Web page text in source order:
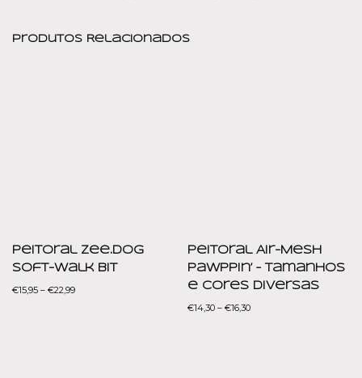
Produtos Relacionados
Peitoral Zee.dog
Soft-Walk Bit
€15,95 – €22,99
Peitoral Air-Mesh
Pawppin’ – Tamanhos
e Cores Diversas
€14,30 – €16,30